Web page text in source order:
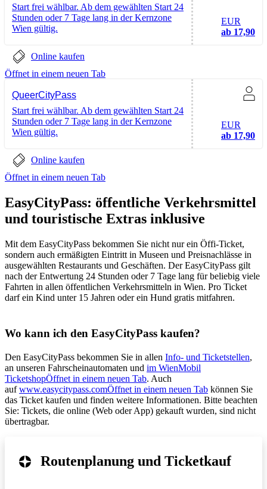
Start frei wählbar. Ab dem gewählten Start 24
Stunden oder 7 Tage lang in der Kernzone
Wien gültig.
EUR
ab 17,90
Online kaufen
Öffnet in einem neuen Tab
QueerCityPass
Start frei wählbar. Ab dem gewählten Start 24
Stunden oder 7 Tage lang in der Kernzone
Wien gültig.
EUR
ab 17,90
Online kaufen
Öffnet in einem neuen Tab
EasyCityPass: öffentliche Verkehrsmittel
und touristische Extras inklusive
Mit dem EasyCityPass bekommen Sie nicht nur ein Öffi-Ticket,
sondern auch ermäßigten Eintritt in Museen und Preisnachlässe in
ausgewählten Restaurants und Geschäften. Der EasyCityPass gilt
nach der Entwertung 24 Stunden oder 7 Tage lang für beliebig viele
Fahrten in allen öffentlichen Verkehrsmitteln in Wien. Pro Ticket
darf ein Kind unter 15 Jahren oder ein Hund gratis mitfahren.
Wo kann ich den EasyCityPass kaufen?
Den EasyCityPass bekommen Sie in allen Info- und Ticketstellen,
an unseren Fahrscheinautomaten und im WienMobil
TicketshopÖffnet in einem neuen Tab. Auch
aufwww.easycitypass.comÖffnet in einem neuen Tab können Sie
das Ticket kaufen und finden weitere Informationen. Bitte beachten
Sie: Tickets, die online (Web oder App) gekauft wurden, sind nicht
übertragbar.
Routenplanung und Ticketkauf